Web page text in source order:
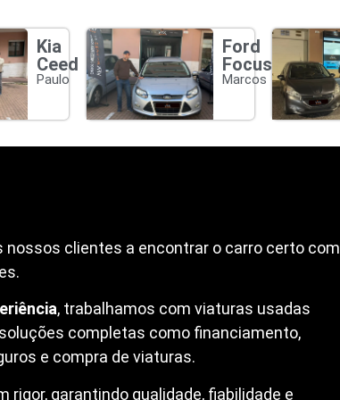
Kia
Ceed
Paulo
Ford
Focus
Marcos
nossos clientes a encontrar o carro certo com
, trabalhamos com viaturas usadas
completas como financiamento,
e compra de viaturas.
rigor, garantindo qualidade, fiabilidade e